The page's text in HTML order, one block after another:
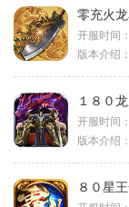
零充火
开服时间：
版本介绍：
１８０
开服时间：
版本介绍：
８０星